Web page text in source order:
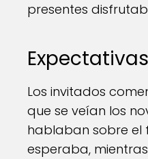
presentes
Los invitados
que se veían los
hablaban sobre el
esperaba,